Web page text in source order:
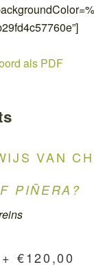
als PDF
VAN
PIÑERA?
€120,00